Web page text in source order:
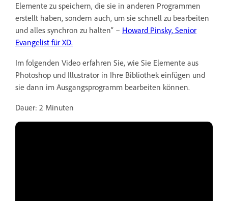
Elemente zu speichern, die sie in anderen Programmen
erstellt haben, sondern auch, um sie schnell zu bearbeiten
und alles synchron zu halten“ – Howard Pinsky, Senior
Evangelist für XD.
Im folgenden Video erfahren Sie, wie Sie Elemente aus
Photoshop und Illustrator in Ihre Bibliothek einfügen und
sie dann im Ausgangsprogramm bearbeiten können.
Dauer: 2 Minuten